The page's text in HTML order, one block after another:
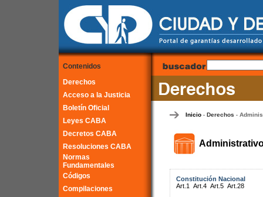
Contenidos
Derechos
Acceso a la Justicia
Boletín Oficial
Leyes CABA
Decretos CABA
Resoluciones CABA
Normas
Fundamentales
Códigos
Compilaciones
Inicio- Derechos -
Constitución Nacional
Art.1
Art.4 Art.5 Art.28